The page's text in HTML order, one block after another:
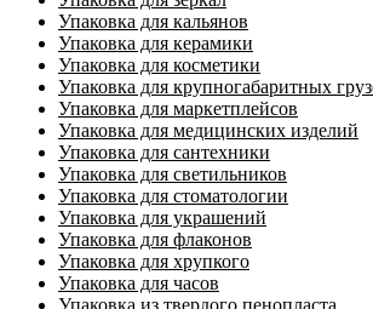
Упаковка для кальянов
Упаковка для керамики
Упаковка для косметики
Упаковка для крупногабаритных
Упаковка для маркетплейсов
Упаковка для медицинских изделий
Упаковка для сантехники
Упаковка для светильников
Упаковка для стоматологии
Упаковка для украшений
Упаковка для флаконов
Упаковка для хрупкого
Упаковка для часов
Упаковка из твердого пенопласта